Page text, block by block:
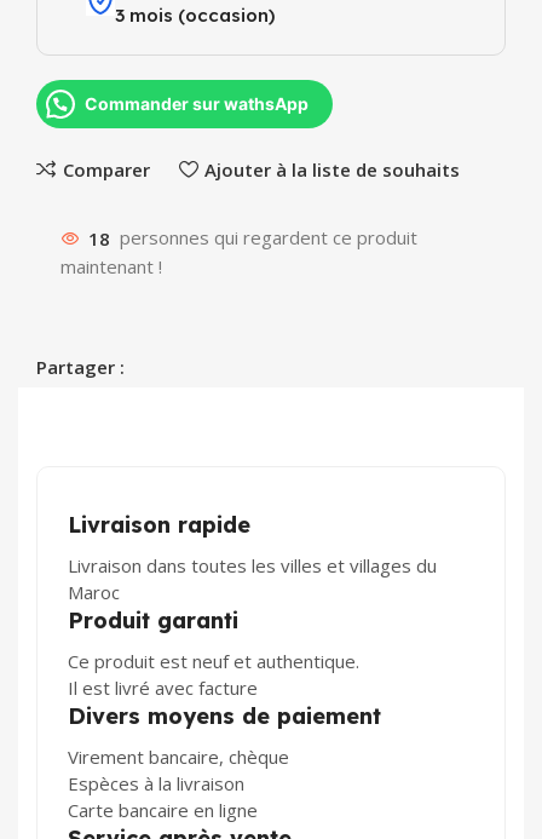
3 mois (occasion)
Commander sur wathsApp
Comparer Ajouter à la liste de souhaits
18 personnes qui regardent ce produit
maintenant !
Partager :
Livraison rapide
Livraison dans toutes les villes et villages du
Maroc
Produit garanti
Ce produit est neuf et authentique.
Il est livré avec facture
Divers moyens de paiement
Virement bancaire, chèque
Espèces à la livraison
Carte bancaire en ligne